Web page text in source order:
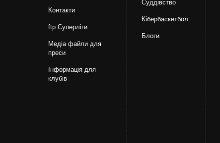
Контакти
ftp Суперліги
Медіа файли для
преси
Інформація для
клубів
Суддівство
Кібербаскетбол
Блоги